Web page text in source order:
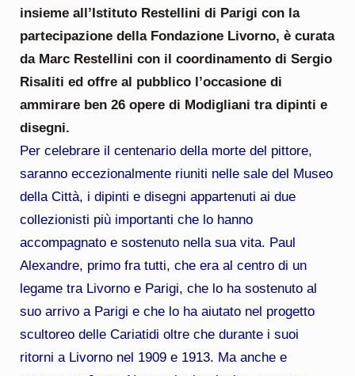
insieme all’Istituto Restellini di Parigi con la
partecipazione della Fondazione Livorno, è curata
da Marc Restellini con il coordinamento di Sergio
Risaliti ed offre al pubblico l’occasione di
ammirare ben 26 opere di Modigliani tra dipinti e
disegni.
Per celebrare il centenario della morte del pittore,
saranno eccezionalmente riuniti nelle sale del Museo
della Città, i dipinti e disegni appartenuti ai due
collezionisti più importanti che lo hanno
accompagnato e sostenuto nella sua vita. Paul
Alexandre, primo fra tutti, che era al centro di un
legame tra Livorno e Parigi, che lo ha sostenuto al
suo arrivo a Parigi e che lo ha aiutato nel progetto
scultoreo delle Cariatidi oltre che durante i suoi
ritorni a Livorno nel 1909 e 1913. Ma anche e